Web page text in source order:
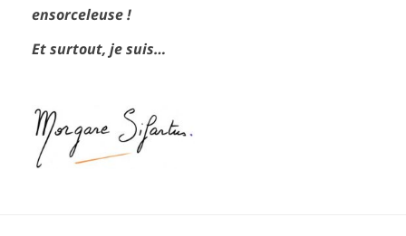
ensorceleuse !
Et surtout, je suis…